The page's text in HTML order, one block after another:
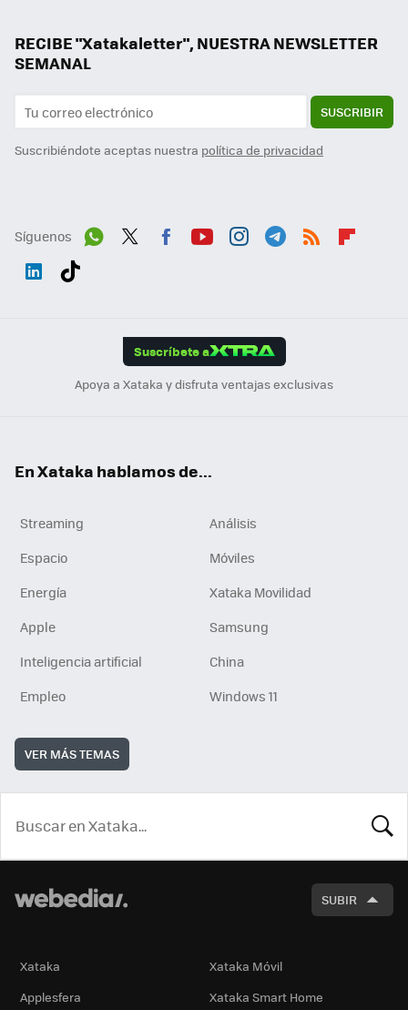
RECIBE "Xatakaletter", NUESTRA NEWSLETTER
SEMANAL
SUSCRIBIR
Suscribiéndote aceptas nuestra política de privacidad
Síguenos
Suscríbete a
Apoya a Xataka y disfruta ventajas exclusivas
En Xataka hablamos de...
Streaming
Análisis
Espacio
Móviles
Energía
Xataka Movilidad
Apple
Samsung
Inteligencia artificial
China
Empleo
Windows 11
VER MÁS TEMAS
SUBIR
Xataka
Xataka Móvil
Applesfera
Xataka Smart Home